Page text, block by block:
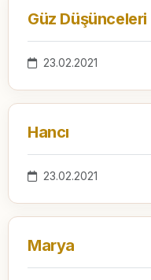
Güz Düşünceleri
23.02.2021
Hancı
23.02.2021
Marya